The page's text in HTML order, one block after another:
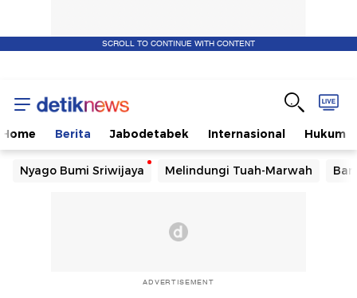
SCROLL TO CONTINUE WITH CONTENT
Home Berita Jabodetabek Internasional Hukum
Nyago Bumi Sriwijaya Melindungi Tuah-Marwah
ADVERTISEMENT